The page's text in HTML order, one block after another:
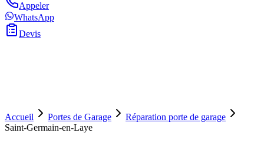
Appeler
WhatsApp
Devis
Accueil Portes de Garage
Réparation porte de garage
Saint-Germain-en-Laye